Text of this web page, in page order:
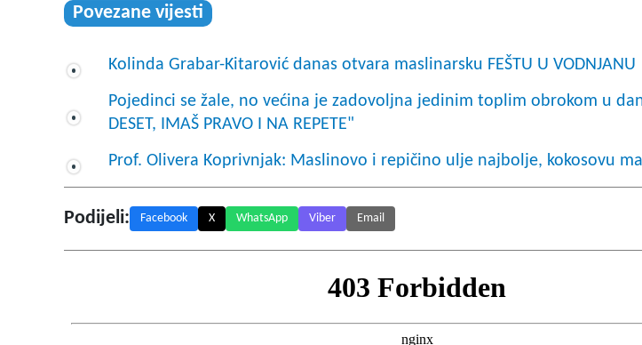
Povezane vijesti
Kolinda Grabar-Kitarović danas otvara maslinarsku FEŠTU U VODNJANU
Pojedinci se žale, no većina je zadovoljna jedinim toplim obrokom u
DESET, IMAŠ PRAVO I NA REPETE"
Prof. Olivera Koprivnjak: Maslinovo i repičino ulje najbolje, kokosovu
Podijeli: Facebook X WhatsApp Viber Email